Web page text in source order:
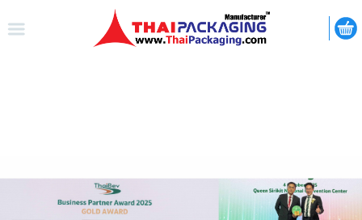
ไทย ENGLISH
หน้าหลัก